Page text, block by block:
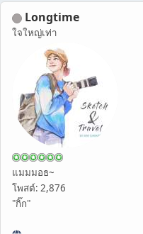
Longtime
ใจใหญ่เท่า
แมมมอธ~
โพสต์: 2,876
"กิ๊ก"